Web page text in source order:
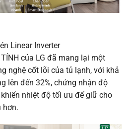
Linear Inverter
của LG đã mang lại một
nghệ cốt lõi của tủ lạnh, với khả
lên đến 32%, chứng nhận độ
nhiệt độ tối ưu để giữ cho
hơn.